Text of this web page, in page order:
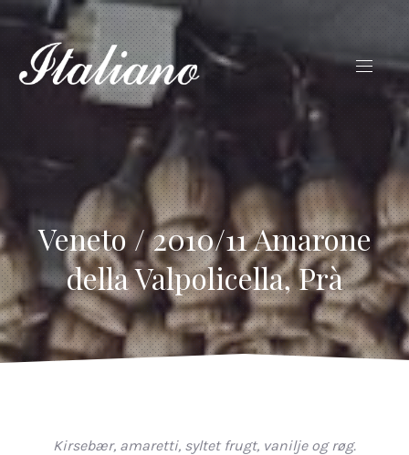
Veneto / 2010/11 Amarone
della Valpolicella, Prà
Kirsebær, amaretti, syltet frugt, vanilje og røg.